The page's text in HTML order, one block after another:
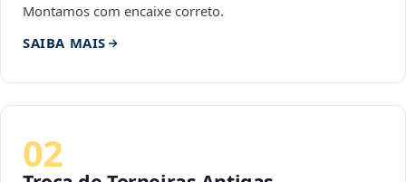
Montamos com encaixe correto.
SAIBA MAIS
02